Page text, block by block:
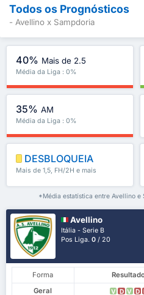
Todos os Prognósticos
- Avellino x Sampdoria
40% Mais de 2.5
Média da Liga : 0%
35% AM
Média da Liga : 0%
DESBLOQUEIA
Mais de 1,5, FH/2H e mais
*Média estatística entre Avellino e
Avellino
Itália - Serie B
Pos Liga.0 / 20
Forma
Geral
V D V D